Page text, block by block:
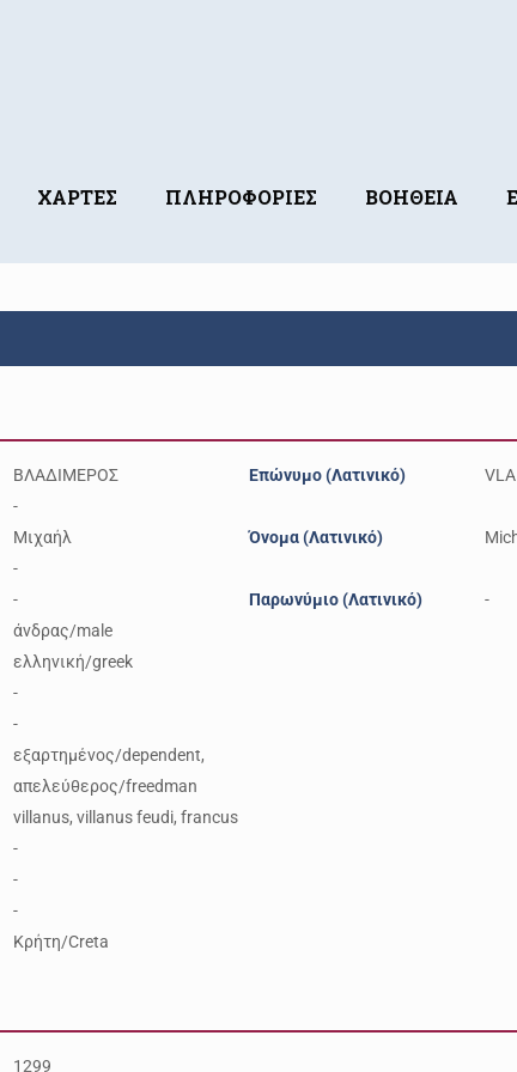
ΧΑΡΤΕΣ ΠΛΗΡΟΦΟΡΙΕΣ ΒΟΗΘΕΙΑ
ΒΛΑΔΙΜΕΡΟΣ
-
Μιχαήλ
-
-
άνδρας/male
ελληνική/greek
-
-
εξαρτημένος/dependent,
απελεύθερος/freedman
villanus, villanus feudi, francus
-
-
-
Κρήτη/Creta
Επώνυμο (Λατινικό)
Όνομα (Λατινικό)
Παρωνύμιο (Λατινικό) -
1299